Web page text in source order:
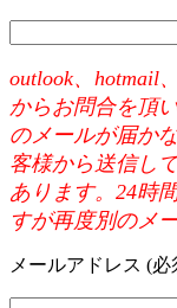
outlook、hotmail
からお問合を頂
のメールが届か
客様から送信し
あります。24時
すが再度別のメ
メールアドレス (必